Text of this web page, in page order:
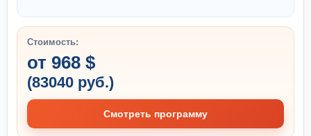
Стоимость:
от 968 $
(83040 руб.)
Смотреть программу